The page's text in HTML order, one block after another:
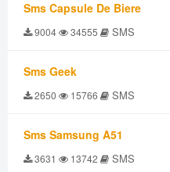
Sms Capsule De Biere
9004 34555 SMS
Sms Geek
2650 15766 SMS
Sms Samsung A51
3631 13742 SMS